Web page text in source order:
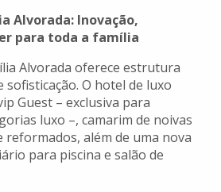
Alvorada: Inovação,
para toda a família
Alvorada oferece estrutura
sofisticação. O hotel de luxo
Guest – exclusiva para
luxo –, camarim de noivas
além de uma nova
para piscina e salão de